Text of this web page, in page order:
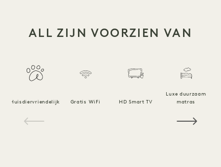
ALL ZIJN VOORZIEN VAN
Huisdiervriendelijk Gratis WiFi HD Smart TV
Luxe duurzaam
matras